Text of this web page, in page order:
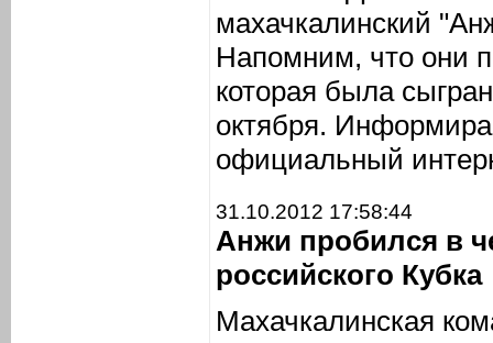
махачкалинский
Напомним, что они
которая была
октября.
официальный
31.10.2012 17:58:44
Анжи пробился в
российского Кубка
Махачкалинская